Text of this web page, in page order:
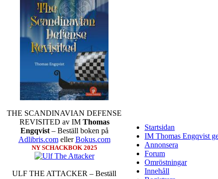
THE SCANDINAVIAN DEFENSE
REVISITED av IM Thomas
Engqvist– Beställ boken på
Adlibris.comellerBokus.com
NY SCHACKBOK 2025
ULF THE ATTACKER – Beställ
Startsidan
IM Thomas Engqvist
Annonsera
Forum
Omröstningar
Innehåll